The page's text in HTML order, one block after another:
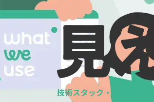
技術スタック・ツールの